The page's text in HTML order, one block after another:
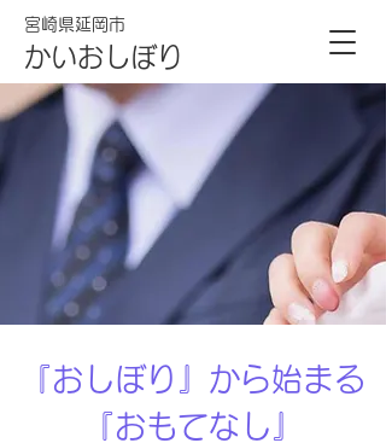
かいおしぼり
宮崎県延岡市
『おしぼり』から始まる
『おもてなし』